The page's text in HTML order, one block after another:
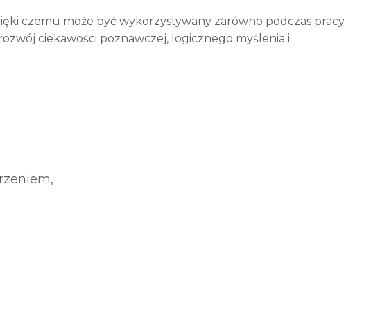
czemu może być wykorzystywany zarówno podczas pracy
ciekawości poznawczej, logicznego myślenia i